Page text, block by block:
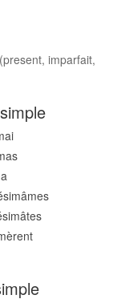
imparfait,
ai
as
a
âmes
âtes
èrent